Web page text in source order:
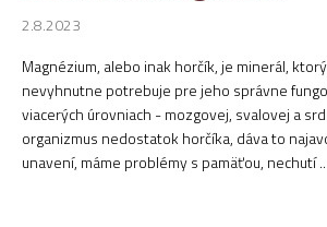
2.8.2023
Magnézium, alebo inak horčík, je minerál,
nevyhnutne potrebuje pre jeho správne
viacerých úrovniach - mozgovej, svalovej a
organizmus nedostatok horčíka, dáva to
unavení, máme problémy s pamäťou, nechutí ...